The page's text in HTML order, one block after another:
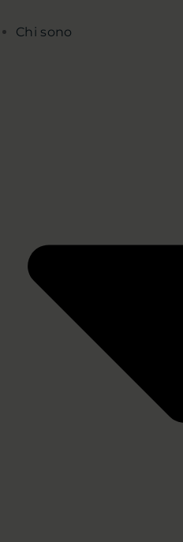
Chi sono